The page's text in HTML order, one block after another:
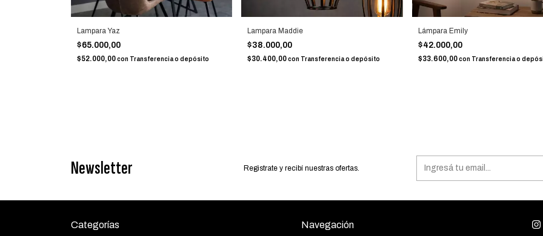
Lampara Yaz
$65.000,00
$52.000,00con Transferencia o depósito
Lampara Maddie
$38.000,00
$30.400,00con Transferencia o depósito
Lámpara Emily
$42.000,00
$33.600,00con Transferencia o
Newsletter Registrate y recibí nuestras ofertas.
Categorías Navegación